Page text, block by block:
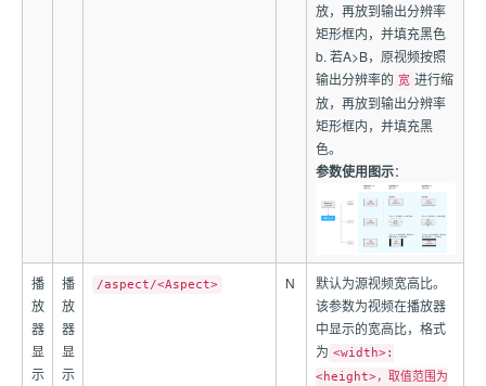
放，再放到输出分辨率
矩形框内，并填充黑色
b. 若A>B，原视频按照
输出分辨率的 宽 进行缩
放，再放到输出分辨率
矩形框内，并填充黑
色。
参数使用图示：
播
放
器
显
示
播
放
器
显
示
/aspect/<Aspect> N
默认为源视频宽高比。
该参数为视频在播放器
中显示的宽高比，格式
为 <width>:
<height>，取值范围为